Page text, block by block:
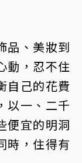
品、美妝到
動，忍不住
自己的花費
以一、二千
便宜的明洞
時，住得有